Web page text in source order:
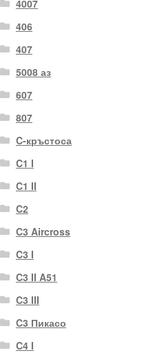
4007
406
407
5008 аз
607
807
C-кръстоса
C1 I
C1 II
C2
C3 Aircross
C3 I
C3 II A51
C3 III
C3 Пикасо
C4 I